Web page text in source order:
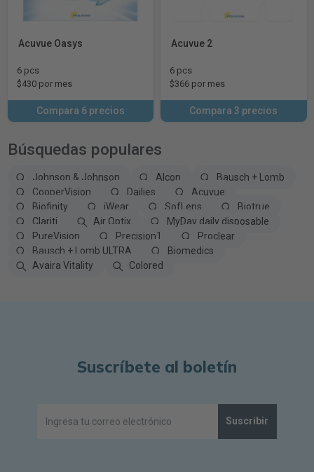
Acuvue Oasys
6 pcs
$430 por mes
Compara 6 precios
Acuvue 2
6 pcs
$366 por mes
Compara 3 precios
Búsquedas populares
Johnson & Johnson Alcon
Bausch + Lomb
CooperVision
Dailies
Acuvue
Biofinity
iWear SofLens
Biotrue
Clariti
Air Optix
MyDay daily disposable
PureVision
Precision1
Proclear
Bausch + Lomb ULTRA
Biomedics
Avaira Vitality
Colored
Suscríbete al boletín
Suscribir